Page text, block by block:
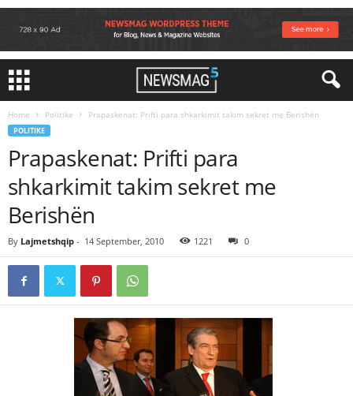
Home Politike Prapaskenat: Prifti para shkarkimit takim sekret me Berishën
POLITIKE
Prapaskenat: Prifti para
shkarkimit takim sekret me
Berishën
By Lajmetshqip - 14 September, 2010 1221 0